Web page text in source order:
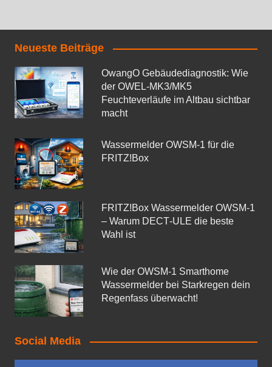
Neueste Beiträge
OwangO Gebäudediagnostik: Wie
der OWEL‑MK3/MK5
Feuchteverläufe im Altbau sichtbar
macht
Wassermelder OWSM‑1 für die
FRITZ!Box
FRITZ!Box Wassermelder OWSM-1
– Warum DECT‑ULE die beste
Wahl ist
Wie der OWSM‑1 Smarthome
Wassermelder bei Starkregen dein
Regenfass überwacht!
Social Media